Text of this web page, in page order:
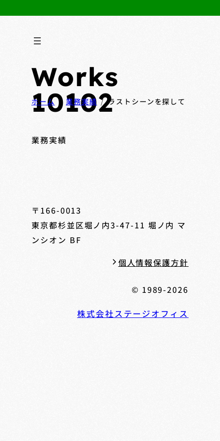
Works
10102
業務実績
ホーム 業務実績 ラストシーンを探して
〒166-0013
東京都杉並区堀ノ内3-47-11 堀ノ内 マ
ンシオン BF
個人情報保護方針
© 1989-2026
株式会社ステージオフィス